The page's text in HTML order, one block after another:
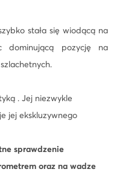
stała się wiodącą na
dominującą pozycję na
. Jej niezwykle
jej ekskluzywnego
sprawdzenie
oraz na wadze